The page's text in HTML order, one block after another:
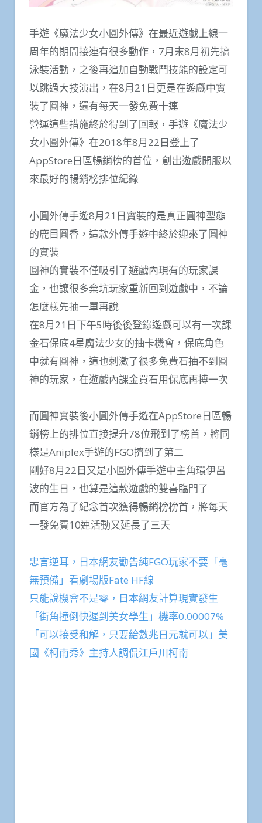
手遊《魔法少女小圓外傳》在最近遊戲上線一
周年的期間接連有很多動作，7月末8月初先搞
泳裝活動，之後再追加自動戰鬥技能的設定可
以跳過大技演出，在8月21日更是在遊戲中實
裝了圓神，還有每天一發免費十連
營運這些措施終於得到了回報，手遊《魔法少
女小圓外傳》在2018年8月22日登上了
AppStore日區暢銷榜的首位，創出遊戲開服以
來最好的暢銷榜排位紀錄
小圓外傳手遊8月21日實裝的是真正圓神型態
的鹿目圓香，這款外傳手遊中終於迎來了圓神
的實裝
圓神的實裝不僅吸引了遊戲內現有的玩家課
金，也讓很多棄坑玩家重新回到遊戲中，不論
怎麼樣先抽一單再說
在8月21日下午5時後後登錄遊戲可以有一次課
金石保底4星魔法少女的抽卡機會，保底角色
中就有圓神，這也刺激了很多免費石抽不到圓
神的玩家，在遊戲內課金買石用保底再搏一次
而圓神實裝後小圓外傳手遊在AppStore日區暢
銷榜上的排位直接提升78位飛到了榜首，將同
樣是Aniplex手遊的FGO擠到了第二
剛好8月22日又是小圓外傳手遊中主角環伊呂
波的生日，也算是這款遊戲的雙喜臨門了
而官方為了紀念首次獲得暢銷榜榜首，將每天
一發免費10連活動又延長了三天
忠言逆耳，日本網友勸告純FGO玩家不要「毫
無預備」看劇場版Fate HF線
只能說機會不是零，日本網友計算現實發生
「街角撞倒快遲到美女學生」機率0.00007%
「可以接受和解，只要給數兆日元就可以」美
國《柯南秀》主持人調侃江戶川柯南